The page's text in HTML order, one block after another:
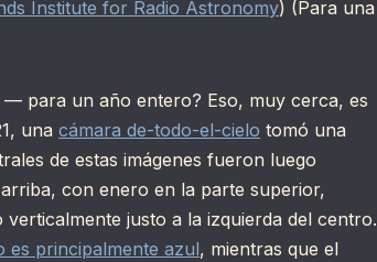
Institute for Radio Astronomy) (Para una
para un año entero? Eso, muy cerca, es
una cámara de-todo-el-cielo tomó una
de estas imágenes fueron luego
con enero en la parte superior,
justo a la izquierda del centro.
es principalmente azul, mientras que el